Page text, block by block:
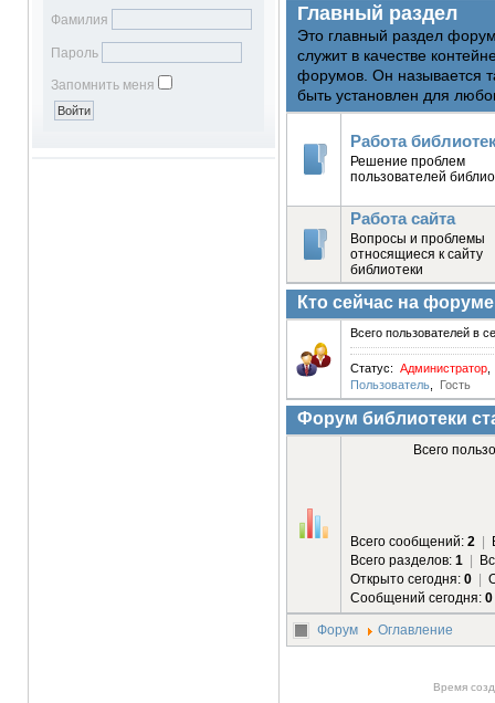
Фамилия
Пароль
Запомнить меня
Главный раздел
Это главный раздел
служит в качестве
форумов. Он называется
быть установлен для
Работа
Решение проблем
пользователей
Работа сайта
Вопросы и проблемы
относящиеся к сайту
библиотеки
Кто сейчас на форуме
Всего пользователей в
Статус: Администратор
Пользователь, Гость
Форум библиотеки
Всего
Всего сообщений: 2
Всего разделов: 1
Открыто сегодня: 0
Сообщений сегодня: 0
Форум Оглавление
Время